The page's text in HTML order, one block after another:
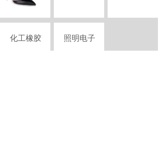
化工橡胶 照明电子